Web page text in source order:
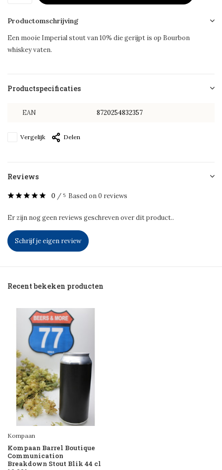
Productomschrijving
Een mooie Imperial stout van 10% die gerijpt is op Bourbon
whiskey vaten.
Productspecificaties
EAN 8720254832357
Vergelijk Delen
Reviews
0 / 5 Based on 0 reviews
Er zijn nog geen reviews geschreven over dit product..
Schrijf je eigen review
Recent bekeken producten
Kompaan
Kompaan Barrel Boutique
Communication
Breakdown Stout Blik 44 cl